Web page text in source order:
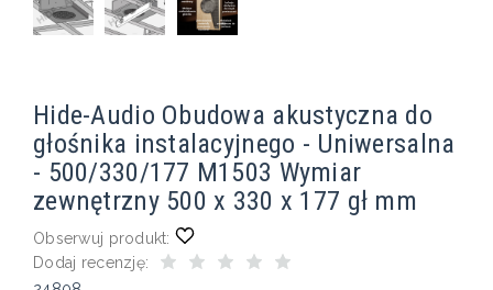
Hide-Audio Obudowa akustyczna do
głośnika instalacyjnego - Uniwersalna
- 500/330/177 M1503 Wymiar
zewnętrzny 500 x 330 x 177 gł mm
Obserwuj produkt:
Dodaj recenzję: